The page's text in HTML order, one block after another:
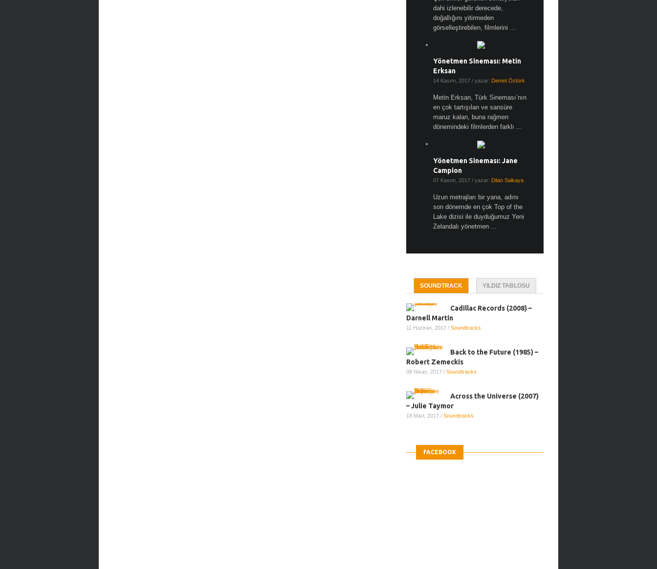
dahi izlenebilir derecede,
doğallığını yitirmeden
görselleştirebilen, filmlerini ...
Yönetmen Sineması: Metin
Erksan
14 Kasım, 2017/ yazar: Demet Öztürk
Metin Erksan, Türk Sineması’nın
en çok tartışılan ve sansüre
maruz kalan, buna rağmen
dönemindeki filmlerden farklı ...
Yönetmen Sineması: Jane
Campion
07 Kasım, 2017/ yazar: Dilan Salkaya
Uzun metrajları bir yana, adını
son dönemde en çok Top of the
Lake dizisi ile duyduğumuz Yeni
Zelandalı yönetmen ...
SOUNDTRACK YILDIZ TABLOSU
Cadillac Records (2008) –
Darnell Martin
11 Haziran, 2017/Soundtracks
Back to the Future (1985) –
Robert Zemeckis
08 Nisan, 2017/Soundtracks
Across the Universe (2007)
– Julie Taymor
18 Mart, 2017/Soundtracks
FACEBOOK